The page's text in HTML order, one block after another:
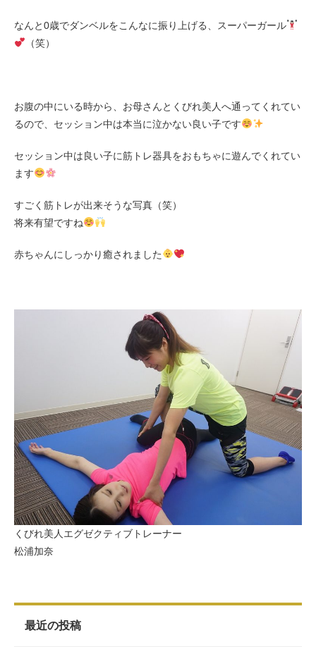
なんと0歳でダンベルをこんなに振り上げる、スーパーガール
（笑）
お腹の中にいる時から、お母さんとくびれ美人へ通ってくれてい
るので、セッション中は本当に泣かない良い子です
セッション中は良い子に筋トレ器具をおもちゃに遊んでくれてい
ます
すごく筋トレが出来そうな写真（笑）
将来有望ですね
赤ちゃんにしっかり癒されました
くびれ美人エグゼクティブトレーナー
松浦加奈
最近の投稿